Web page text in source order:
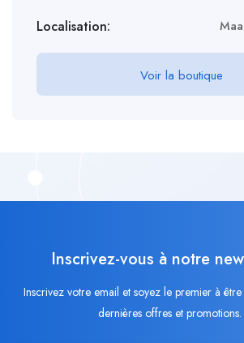
Localisation:
Voir la boutique
Inscrivez-vous à notre
Inscrivez votre email et soyez le premier à
dernières offres et promotions.